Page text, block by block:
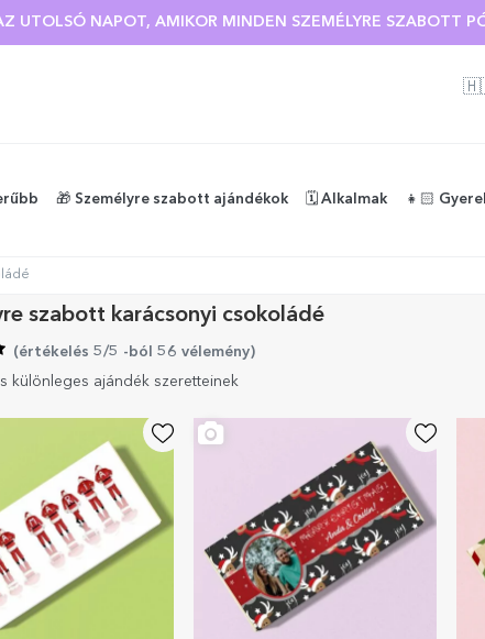
UTOLSÓ NAPOT, AMIKOR MINDEN SZEMÉLYRE SZABOTT
🎁 Személyre szabott ajándékok 🗓️ Alkalmak 👧🏻
szabott karácsonyi csokoládé
(értékelés 5/5 -ból 56 vélemény)
különleges ajándék szeretteinek